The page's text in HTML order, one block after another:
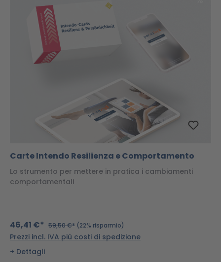
Carte Intendo Resilienza e Comportamento
Lo strumento per mettere in pratica i cambiamenti
comportamentali
46,41 €* 59,50 €* (22% risparmio)
Prezzi incl. IVA più costi di spedizione
Dettagli